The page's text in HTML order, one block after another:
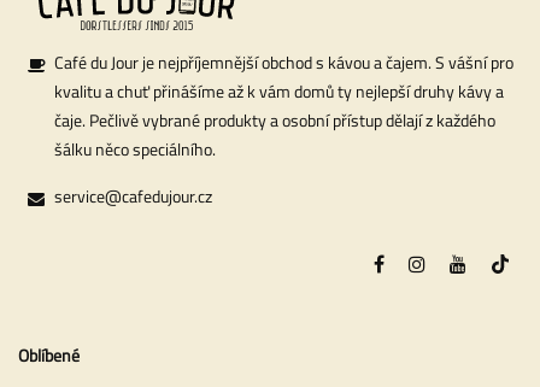
Café du Jour je nejpříjemnější obchod s kávou a čajem. S vášní pro
kvalitu a chuť přinášíme až k vám domů ty nejlepší druhy kávy a
čaje. Pečlivě vybrané produkty a osobní přístup dělají z každého
šálku něco speciálního.
service@cafedujour.cz
Oblíbené